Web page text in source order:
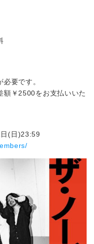
要です。
額￥2500をお支払いいた
(日)23:59